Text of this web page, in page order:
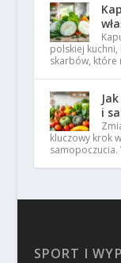
polskiej
skarbów, które
i
kluczowy krok
samopoczucia.
SPORT I